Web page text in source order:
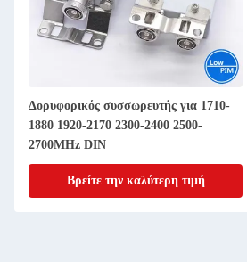
Δορυφορικός συσσωρευτής για 1710-
1880 1920-2170 2300-2400 2500-
2700MHz DIN
Βρείτε την καλύτερη τιμή